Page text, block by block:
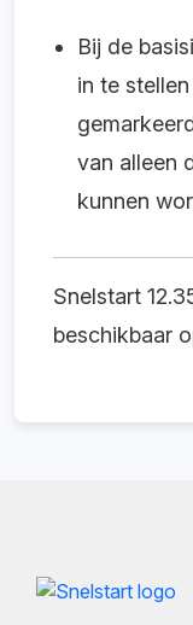
Bij de
in te
van alleen
kunnen
Snelstart
beschikbaar